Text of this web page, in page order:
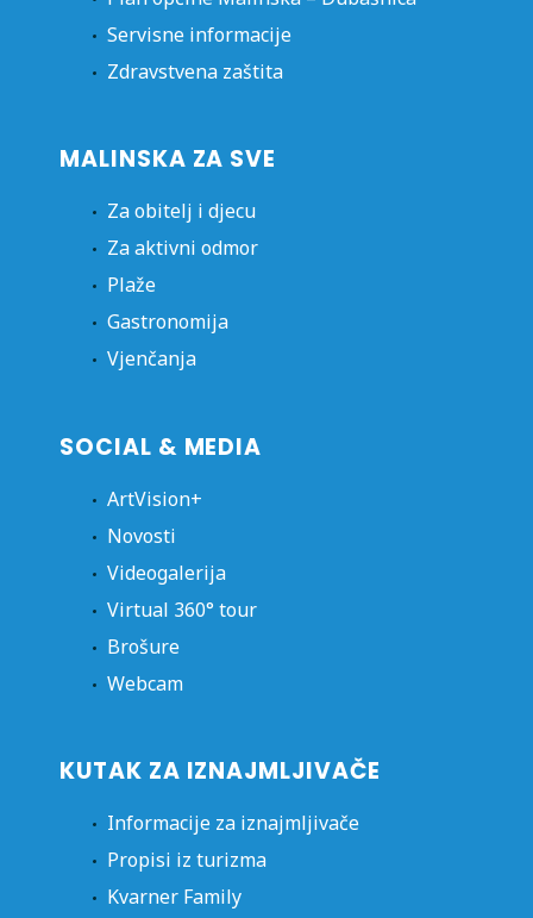
Servisne informacije
Zdravstvena zaštita
MALINSKA ZA SVE
Za obitelj i djecu
Za aktivni odmor
Plaže
Gastronomija
Vjenčanja
SOCIAL & MEDIA
ArtVision+
Novosti
Videogalerija
Virtual 360° tour
Brošure
Webcam
KUTAK ZA IZNAJMLJIVAČE
Informacije za iznajmljivače
Propisi iz turizma
Kvarner Family